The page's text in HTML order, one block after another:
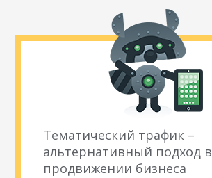
Тематический трафик –
альтернативный подход в
продвижении бизнеса